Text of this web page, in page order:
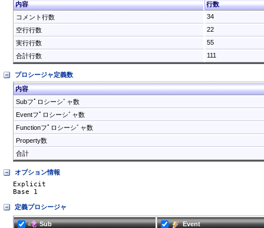
内容
行数
コメント行数
34
空行行数
22
実行行数
55
合計行数
111
プロシージャ定義数
内容
Subフﾟロシーシﾞャ数
Eventフﾟロシーシﾞャ数
Functionフﾟロシーシﾞャ数
Property数
合計
オプション情報
Explicit
Base 1
定義プロシージャ
Sub Event